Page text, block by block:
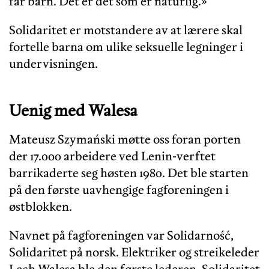
Solidaritet er motstandere av at lærere skal
fortelle barna om ulike seksuelle legninger i
undervisningen.
Uenig med Walesa
Mateusz Szymański møtte oss foran porten
der 17.000 arbeidere ved Lenin-verftet
barrikaderte seg høsten 1980. Det ble starten
på den første uavhengige fagforeningen i
østblokken.
Navnet på fagforeningen var Solidarność,
Solidaritet på norsk. Elektriker og streikeleder